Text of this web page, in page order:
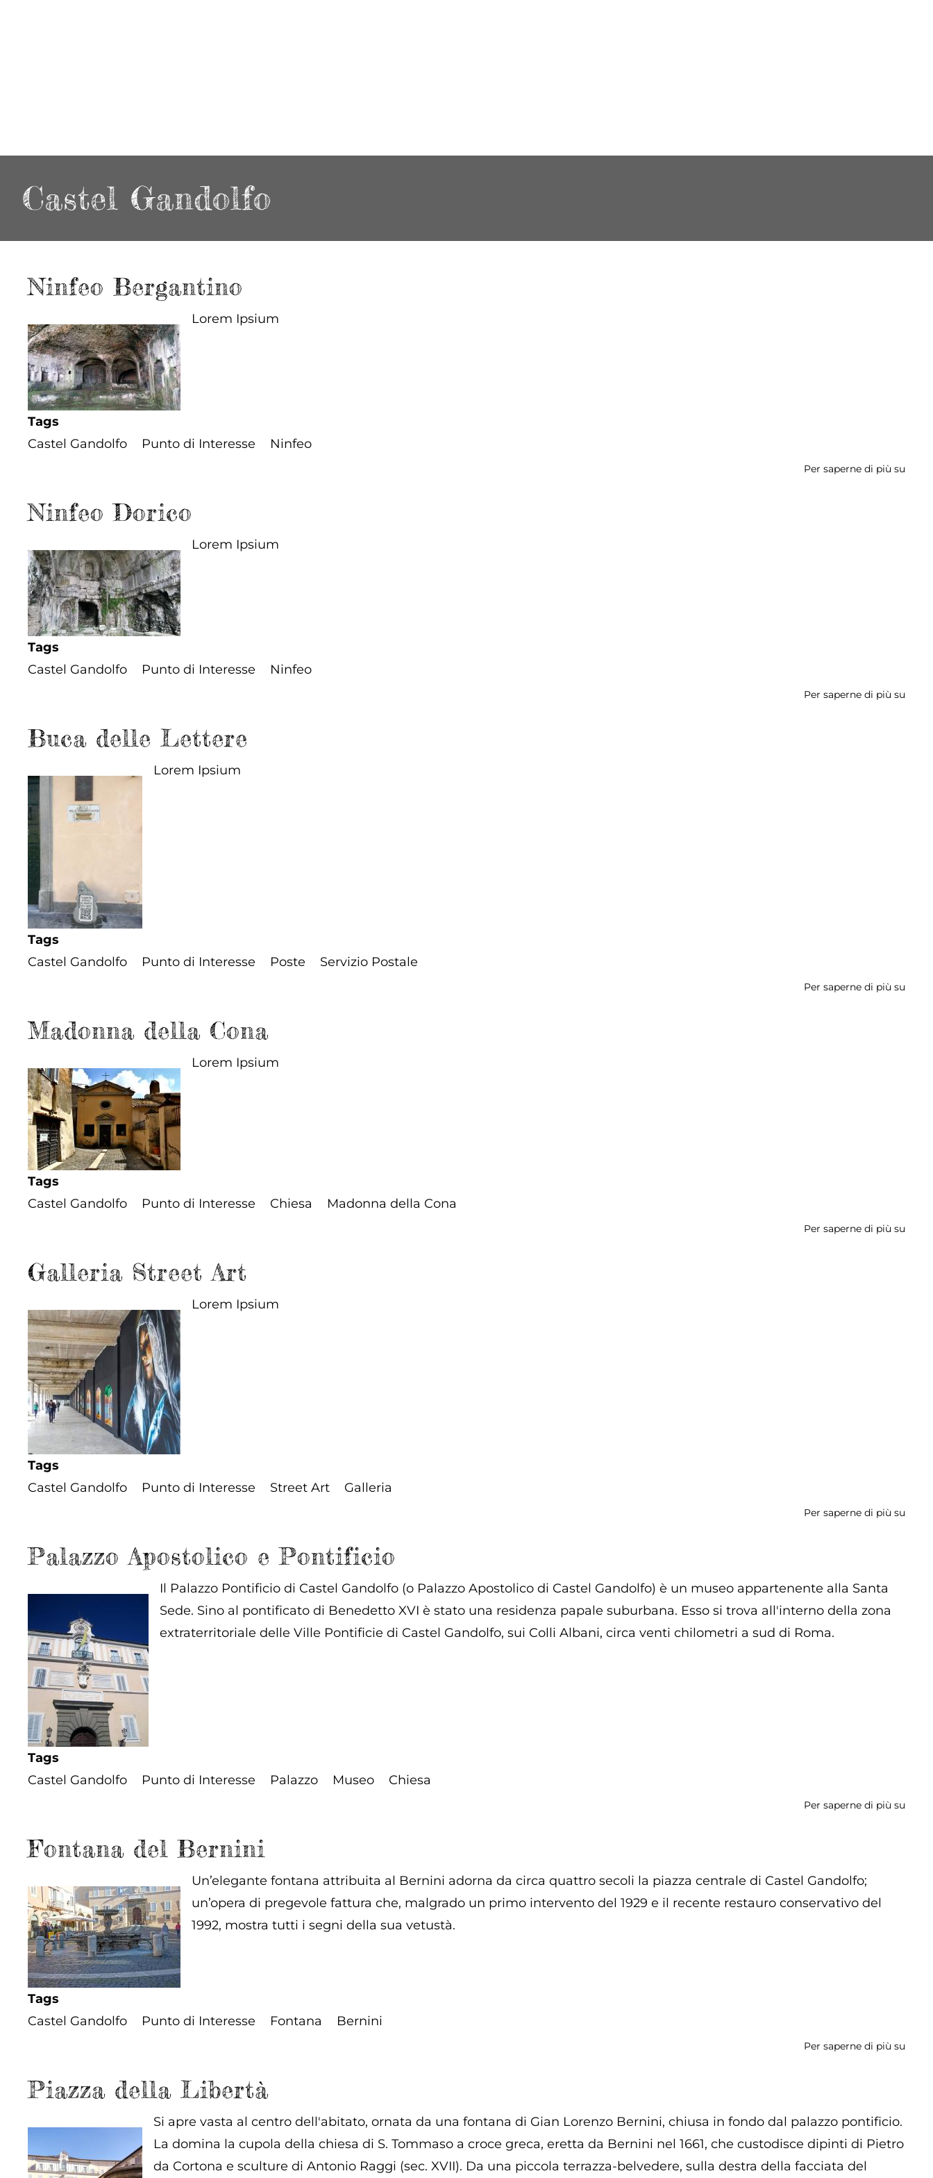
Castel Gandolfo
Ninfeo Bergantino
Lorem Ipsium
Tags
Castel Gandolfo
Punto di Interesse Ninfeo
Per saperne di più su
Ninfeo Dorico
Lorem Ipsium
Tags
Castel Gandolfo
Punto di Interesse Ninfeo
Per saperne di più su
Buca delle Lettere
Lorem Ipsium
Tags
Castel Gandolfo
Punto di Interesse Poste Servizio Postale
Per saperne di più su
Madonna della Cona
Lorem Ipsium
Tags
Castel Gandolfo
Punto di Interesse Chiesa Madonna della Cona
Per saperne di più su
Galleria Street Art
Lorem Ipsium
Tags
Castel Gandolfo
Punto di Interesse Street Art Galleria
Per saperne di più su
Palazzo Apostolico e Pontificio
Il Palazzo Pontificio di Castel Gandolfo (o Palazzo Apostolico di Castel Gandolfo) è un museo appartenente alla Santa
Sede. Sino al pontificato di Benedetto XVI è stato una residenza papale suburbana. Esso si trova all'interno della zona
extraterritoriale delle Ville Pontificie di Castel Gandolfo, sui Colli Albani, circa venti chilometri a sud di Roma.
Tags
Castel Gandolfo
Punto di Interesse Palazzo Museo Chiesa
Per saperne di più su
Fontana del Bernini
Un’elegante fontana attribuita al Bernini adorna da circa quattro secoli la piazza centrale di Castel Gandolfo;
un’opera di pregevole fattura che, malgrado un primo intervento del 1929 e il recente restauro conservativo del
1992, mostra tutti i segni della sua vetustà.
Tags
Castel Gandolfo
Punto di Interesse Fontana Bernini
Per saperne di più su
Piazza della Libertà
Si apre vasta al centro dell'abitato, ornata da una fontana di Gian Lorenzo Bernini, chiusa in fondo dal palazzo pontificio.
La domina la cupola della chiesa di S. Tommaso a croce greca, eretta da Bernini nel 1661, che custodisce dipinti di Pietro
da Cortona e sculture di Antonio Raggi (sec. XVII). Da una piccola terrazza-belvedere, sulla destra della facciata del